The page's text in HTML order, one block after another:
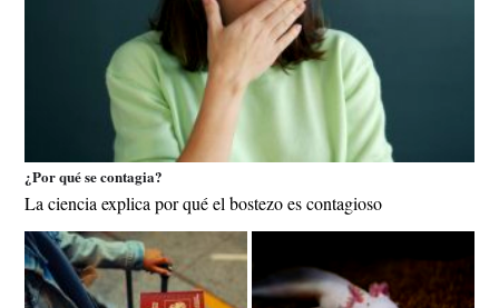
¿Por qué se contagia?
La ciencia explica por qué el bostezo es contagioso